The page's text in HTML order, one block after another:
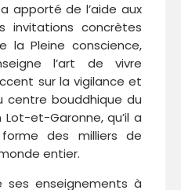
apporté de l’aide aux
invitations concrètes
la Pleine conscience,
l’art de vivre
sur la vigilance et
centre bouddhique du
et-Garonne, qu’il a
des milliers de
entier.
ses enseignements à